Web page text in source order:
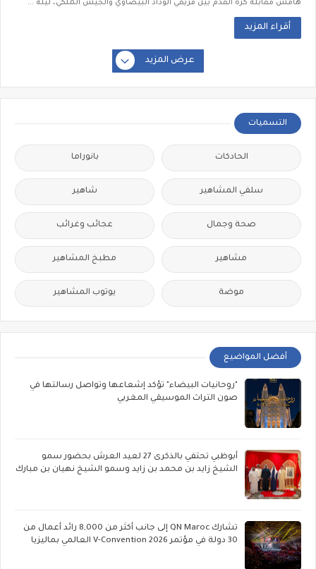
هامش مقابلة كرة القدم بين فريقي الوداد البيضاوي والجيش الملكي، ليلة ...
أقراء المزيد
عرض المزيد
التسميات
الحادكات بانوراما
سلفي المشاهير شاهير
صحة وجمال عجائب وغرائب
مشاهير مطبخ المشاهير
موضة يوتوب المشاهير
أفضل المواضيع
"روحانيات البيضاء" تؤكد إشعاعها وتواصل رسالتها في
صون التراث الموسيقي المغربي
أبوظبي تحتفي بالذكرى 27 لعيد العرش بحضور سمو
الشيخ زايد بن محمد بن زايد وسمو الشيخ نهيان بن مبارك
تشارك QN Maroc إلى جانب أكثر من 8,000 رائد أعمال من
30 دولة في مؤتمر V-Convention 2026 العالمي بماليزيا